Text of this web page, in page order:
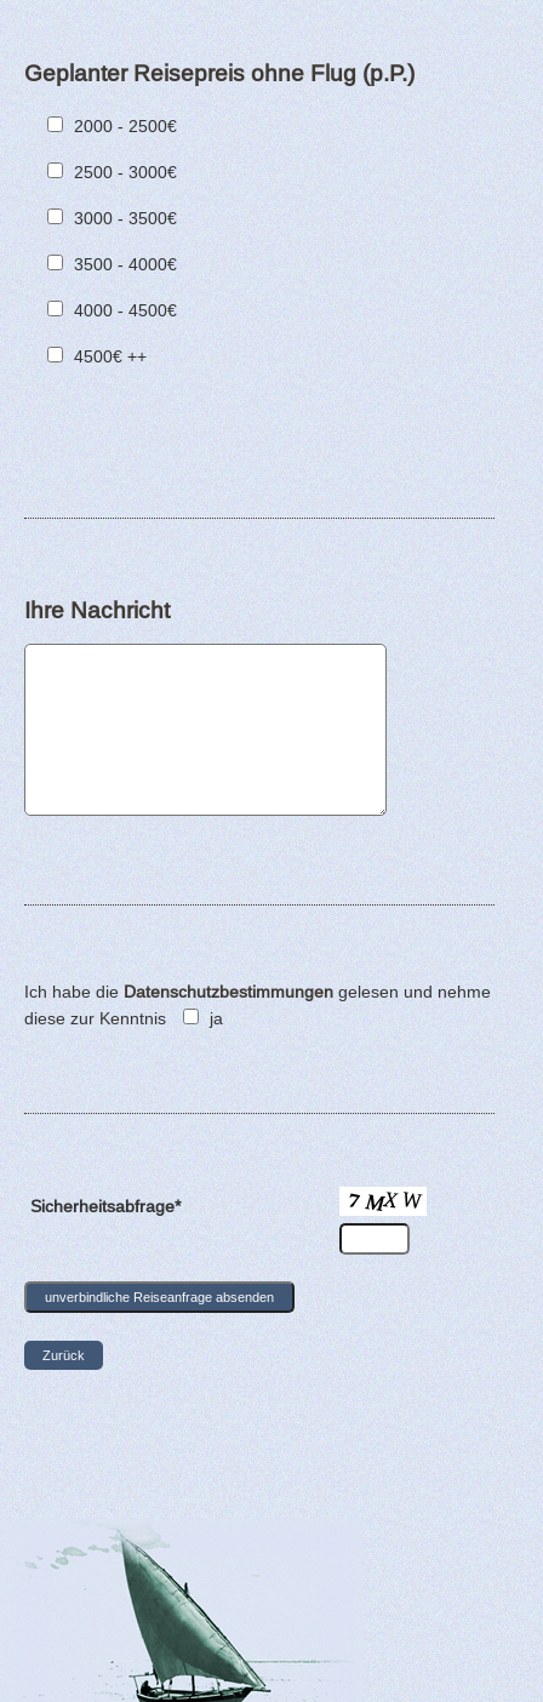
Geplanter Reisepreis ohne Flug (p.P.)
2000 - 2500€
2500 - 3000€
3000 - 3500€
3500 - 4000€
4000 - 4500€
4500€ ++
Ihre Nachricht
Ich habe die Datenschutzbestimmungen gelesen und nehme
diese zur Kenntnis
ja
Sicherheitsabfrage*
Zurück